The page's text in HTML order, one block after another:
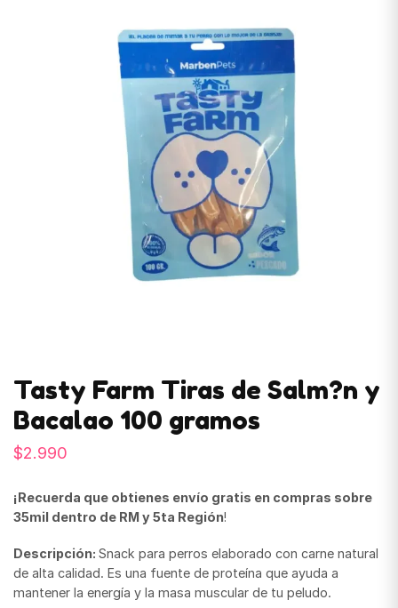
Tasty Farm Tiras de Salm?n y
Bacalao 100 gramos
$2.990
¡Recuerda que obtienes envío gratis en compras sobre
35mil dentro de RM y 5ta Región!
Descripción: Snack para perros elaborado con carne natural
de alta calidad. Es una fuente de proteína que ayuda a
mantener la energía y la masa muscular de tu peludo.